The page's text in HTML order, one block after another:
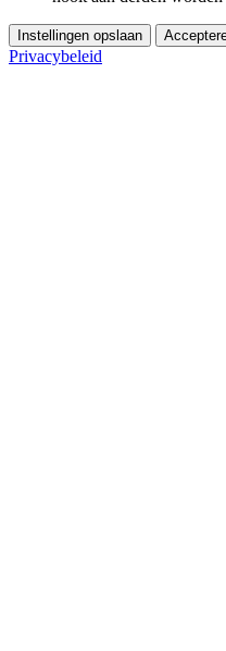
Instellingen opslaan
Privacybeleid